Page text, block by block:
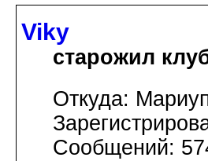
Viky
старожил
Откуда:
Сообщений: